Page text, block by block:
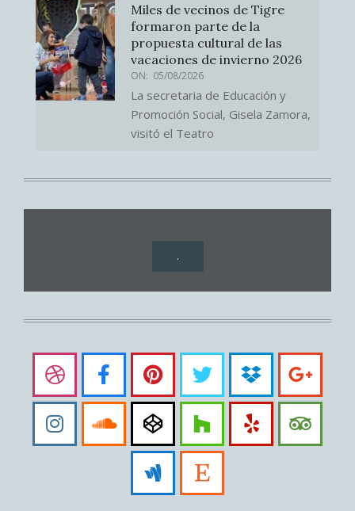
Miles de vecinos de Tigre
formaron parte de la
propuesta cultural de las
vacaciones de invierno 2026
ON: 05/08/2026
La secretaria de Educación y
Promoción Social, Gisela Zamora,
visitó el Teatro
.